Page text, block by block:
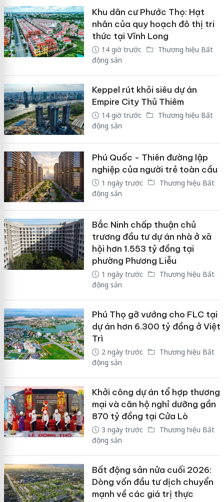
Khu dân cư Phước Thọ: Hạt
nhân của quy hoạch đô thị tri
thức tại Vĩnh Long
14 giờ trước
Thương hiệu Bất
động sản
Keppel rút khỏi siêu dự án
Empire City Thủ Thiêm
14 giờ trước
Thương hiệu Bất
động sản
Phú Quốc - Thiên đường lập
nghiệp của người trẻ toàn cầu
1 ngày trước
Thương hiệu Bất
động sản
Bắc Ninh chấp thuận chủ
trương đầu tư dự án nhà ở xã
hội hơn 1.553 tỷ đồng tại
phường Phương Liễu
1 ngày trước
Thương hiệu Bất
động sản
Phú Thọ gỡ vướng cho FLC tại
dự án hơn 6.300 tỷ đồng ở Việt
Trì
2 ngày trước
Thương hiệu Bất
động sản
Khởi công dự án tổ hợp thương
mại và căn hộ nghỉ dưỡng gần
870 tỷ đồng tại Cửa Lò
3 ngày trước
Thương hiệu Bất
động sản
Bất động sản nửa cuối 2026:
Dòng vốn đầu tư dịch chuyển
mạnh về các giá trị thực